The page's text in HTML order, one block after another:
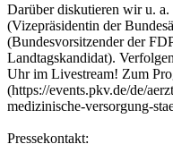
Darüber diskutieren wir u.
(Vizepräsidentin der
(Bundesvorsitzender der
Landtagskandidat).
Uhr im Livestream! Zum
(https://events.pkv.de/de/
medizinische-versorgung-
Pressekontakt: